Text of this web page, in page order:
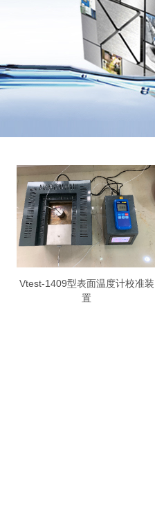
Vtest-1409型表面温度计校准装
置